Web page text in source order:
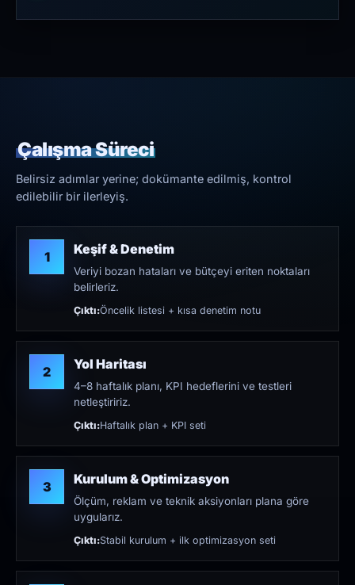
Çalışma Süreci
Belirsiz adımlar yerine; dokümante edilmiş, kontrol
edilebilir bir ilerleyiş.
1 Keşif & Denetim
Veriyi bozan hataları ve bütçeyi eriten noktaları
belirleriz.
Çıktı:Öncelik listesi + kısa denetim notu
2 Yol Haritası
4–8 haftalık planı, KPI hedeflerini ve testleri
netleştiririz.
Çıktı:Haftalık plan + KPI seti
3 Kurulum & Optimizasyon
Ölçüm, reklam ve teknik aksiyonları plana göre
uygularız.
Çıktı:Stabil kurulum + ilk optimizasyon seti